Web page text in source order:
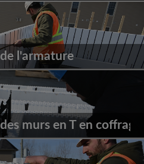
l'armature
murs en T en